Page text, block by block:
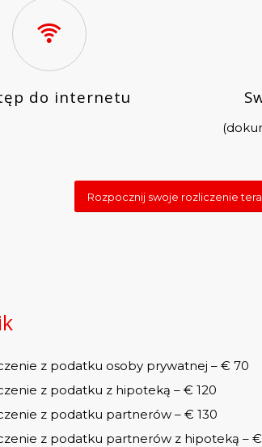
do internetu
Rozpocznij swoje rozliczenie
z podatku osoby prywatnej – € 70
z podatku z hipoteką – € 120
z podatku partnerów – € 130
z podatku partnerów z hipoteką – €